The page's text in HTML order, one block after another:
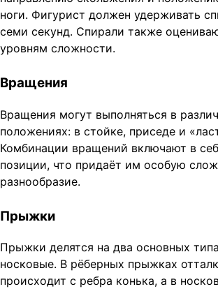
ноги. Фигурист должен удерживать
семи секунд. Спирали также
уровням сложности.
Вращения
Вращения могут выполняться в
положениях: в стойке, приседе и
Комбинации вращений включают в
позиции, что придаёт им особую
разнообразие.
Прыжки
Прыжки делятся на два основных
носковые. В рёберных прыжках
происходит с ребра конька, а в